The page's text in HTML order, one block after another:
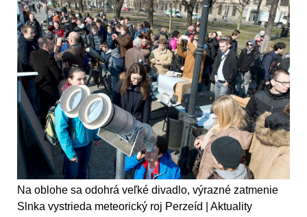
Na oblohe sa odohrá veľké divadlo, výrazné zatmenie
Slnka vystrieda meteorický roj Perzeíd | Aktuality